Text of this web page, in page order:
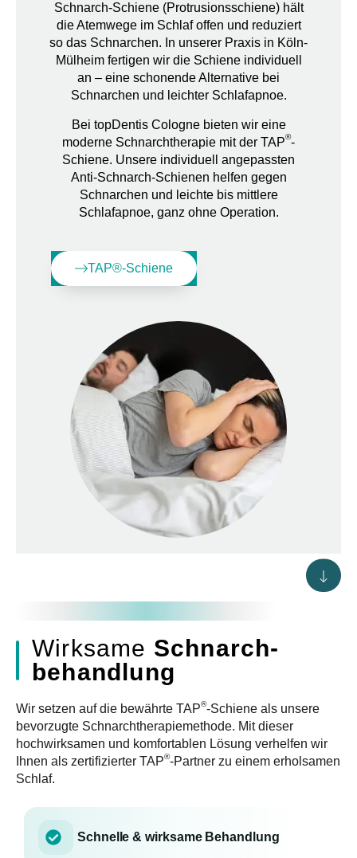
Schnarch-Schiene (Protrusionsschiene) hält
die Atemwege im Schlaf offen und reduziert
so das Schnarchen. In unserer Praxis in Köln-
Mülheim fertigen wir die Schiene individuell
an – eine schonende Alternative bei
Schnarchen und leichter Schlafapnoe.
Bei topDentis Cologne bieten wir eine
moderne Schnarchtherapie mit der TAP®-
Schiene. Unsere individuell angepassten
Anti-Schnarch-Schienen helfen gegen
Schnarchen und leichte bis mittlere
Schlafapnoe, ganz ohne Operation.
TAP®-Schiene
Wirksame Schnarch­
behandlung
Wir setzen auf die bewährte TAP®-Schiene als unsere
bevorzugte Schnarchtherapiemethode. Mit dieser
hochwirksamen und komfortablen Lösung verhelfen wir
Ihnen als zertifizierter TAP®-Partner zu einem erholsamen
Schlaf.
Schnelle & wirksame Behandlung